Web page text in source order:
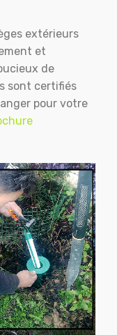
extérieurs
et
de
sont certifiés
pour votre